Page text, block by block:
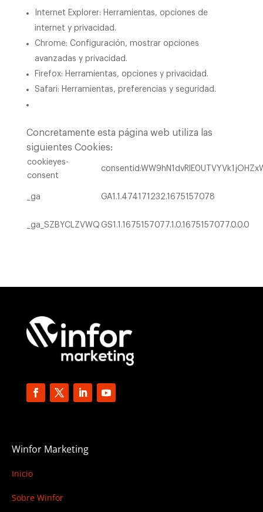
Internet Explorer: Herramientas, opciones de
internet y privacidad.
Chrome: Configuración, mostrar opciones
avanzadas y privacidad.
Firefox: Herramientas, opciones y privacidad.
Safari: Herramientas, preferencias y seguridad.
Concretamente esta página web utiliza las
siguientes Cookies:
cookieyes-
consent
_ga GA1.1.474171232.1675157078
_ga_SZBYCLZVWQ GS1.1.1675157077.1.0.1675157077.0.0.0
Winfor Marketing
Inicio
Sobre Winfor